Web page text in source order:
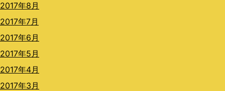
2017年8月
2017年7月
2017年6月
2017年5月
2017年4月
2017年3月